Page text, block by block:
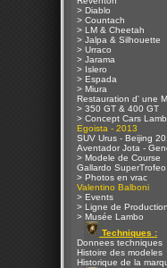
> Diablo
> Countach
> LM & Cheetah
> Jalpa & Silhouette
> Urraco
> Jarama
> Islero
> Espada
> Miura
Restauration d' une
> 350 GT & 400 GT
> Concept Cars
Egoista - 2013
SUV Urus - Beijing
Aventador Jota -
> Modele de Course
Gallardo
> Photos en vrac
Valentino Balboni
> Events
> Ligne de Production
> Musée Lambo
Techniques :
Donnees techniques
Histoire des modeles
Historique de la